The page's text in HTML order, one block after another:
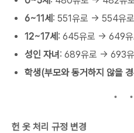
6~11세 : 551유로 → 554유로
12~17세 : 645유로 → 649유
성인 자녀 : 689유로 → 693
학생(부모와 동거하지 않을
헌 옷 처리 규정 변경